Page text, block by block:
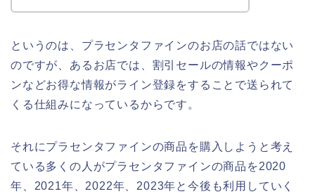
というのは、プラセンタファインのお店の話ではない
のですが、あるお店では、割引セールの情報やクーポ
ンなどお得な情報がライン登録をすることで送られて
くる仕組みになっているからです。
それにプラセンタファインの商品を購入しようと考え
ている多くの人がプラセンタファインの商品を2020
年、2021年、2022年、2023年と今後も利用していく